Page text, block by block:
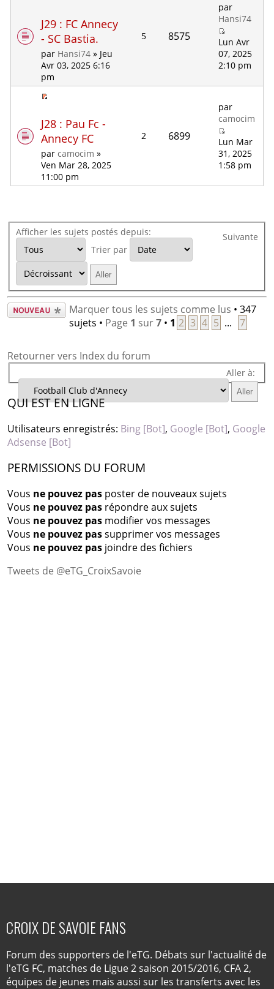
J29 : FC Annecy
- SC Bastia.
par Hansi74 » Jeu
Avr 03, 2025 6:16
pm
5 8575
par
Hansi74
Lun Avr
07, 2025
2:10 pm
J28 : Pau Fc -
Annecy FC
parcamocim »
Ven Mar 28, 2025
11:00 pm
2 6899
par
camocim
Lun Mar
31, 2025
1:58 pm
Suivante
Afficher les sujets postés depuis:
Trier par
Écrire un
Marquer tous les sujets comme lus • 347
sujets • Page 1 sur7• 1 2 3 4 5 ... 7
Retourner vers Index du forum
Aller à:
QUI EST EN LIGNE
Utilisateurs enregistrés: Bing [Bot], Google [Bot], Google
Adsense [Bot]
PERMISSIONS DU FORUM
Vous ne pouvez pasposter de nouveaux sujets
Vous ne pouvez pasrépondre aux sujets
Vous ne pouvez pasmodifier vos messages
Vous ne pouvez passupprimer vos messages
Vous ne pouvez pasjoindre des fichiers
Tweets de @eTG_CroixSavoie
CROIX DE SAVOIE FANS
Forum des supporters de l'eTG. Débats sur l'actualité de
l'eTG FC, matches de Ligue 2 saison 2015/2016, CFA 2,
équipes de jeunes mais aussi sur les transferts avec les